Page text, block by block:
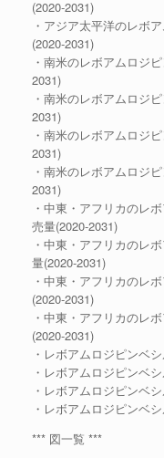
(2020-2031)
・アジア太平洋のレボ
(2020-2031)
・南米のレボアムロジ
2031)
・南米のレボアムロジ
2031)
・南米のレボアムロジ
2031)
・南米のレボアムロジ
2031)
・中東・アフリカのレ
売量(2020-2031)
・中東・アフリカのレ
量(2020-2031)
・中東・アフリカのレ
(2020-2031)
・中東・アフリカのレ
(2020-2031)
・レボアムロジピンベ
・レボアムロジピンベ
・レボアムロジピンベ
・レボアムロジピンベ
*** 図一覧 ***